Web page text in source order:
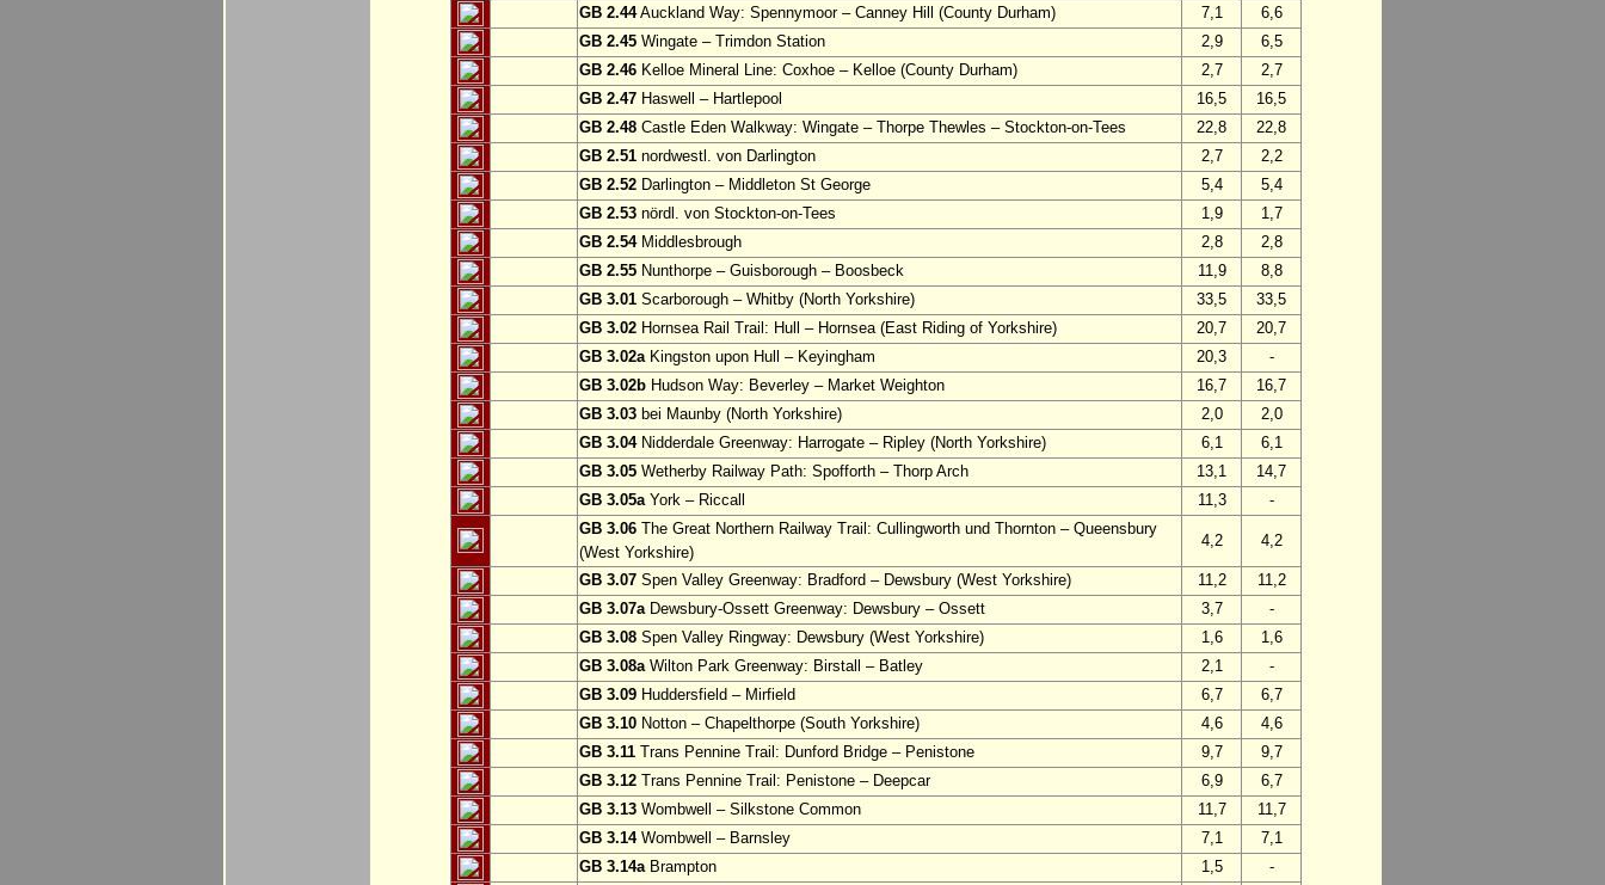
GB 2.44Auckland Way: Spennymoor – Canney Hill (County Durham) 7,1
6,6
GB 2.45 Wingate – Trimdon Station 2,9
6,5
GB 2.46 Kelloe Mineral Line: Coxhoe – Kelloe (County Durham) 2,7
2,7
GB 2.47 Haswell – Hartlepool 16,5
16,5
GB 2.48 Castle Eden Walkway: Wingate – Thorpe Thewles – Stockton-on-Tees 22,8
22,8
GB 2.51 nordwestl. von Darlington 2,7
2,2
GB 2.52 Darlington – Middleton St George 5,4
5,4
GB 2.53 nördl. von Stockton-on-Tees 1,9
1,7
GB 2.54Middlesbrough 2,8
2,8
GB 2.55 Nunthorpe – Guisborough – Boosbeck 11,9
8,8
GB 3.01 Scarborough – Whitby (North Yorkshire) 33,5
33,5
GB 3.02 Hornsea Rail Trail: Hull – Hornsea (East Riding of Yorkshire) 20,7
20,7
GB 3.02aKingston upon Hull – Keyingham 20,3
-
GB 3.02b Hudson Way: Beverley – Market Weighton 16,7
16,7
GB 3.03 bei Maunby (North Yorkshire) 2,0
2,0
GB 3.04Nidderdale Greenway: Harrogate – Ripley (North Yorkshire) 6,1
6,1
GB 3.05 Wetherby Railway Path: Spofforth – Thorp Arch 13,1
14,7
GB 3.05aYork – Riccall 11,3
-
GB 3.06 The Great Northern Railway Trail: Cullingworth und Thornton – Queensbury
(West Yorkshire)
4,2 4,2
GB 3.07 Spen Valley Greenway: Bradford – Dewsbury (West Yorkshire) 11,2
11,2
GB 3.07aDewsbury-Ossett Greenway: Dewsbury – Ossett 3,7
-
GB 3.08 Spen Valley Ringway: Dewsbury (West Yorkshire) 1,6
1,6
GB 3.08aWilton Park Greenway: Birstall – Batley 2,1
-
GB 3.09 Huddersfield – Mirfield 6,7
6,7
GB 3.10 Notton – Chapelthorpe (South Yorkshire) 4,6
4,6
GB 3.11 Trans Pennine Trail: Dunford Bridge – Penistone 9,7
9,7
GB 3.12 Trans Pennine Trail: Penistone – Deepcar 6,9
6,7
GB 3.13 Wombwell – Silkstone Common 11,7
11,7
GB 3.14Wombwell – Barnsley 7,1
7,1
GB 3.14aBrampton 1,5 -